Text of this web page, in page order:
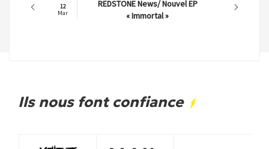
12
Mar
REDSTONE News/ Nouvel EP
« Immortal »
Ils nous font confiance